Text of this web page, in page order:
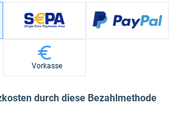
Vorkasse
durch diese Bezahlmethode